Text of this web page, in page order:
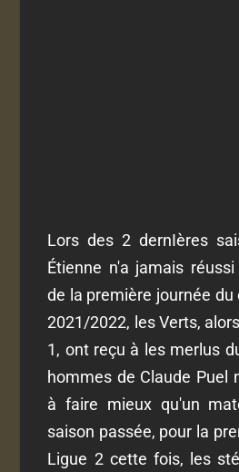
Lors des 2 dernIères
Étienne n'a jamais
de la première journée du
2021/2022, les Verts,
1, ont reçu à les merlus
hommes de Claude Puel
à faire mieux qu'un
saison passée, pour la
Ligue 2 cette fois, les